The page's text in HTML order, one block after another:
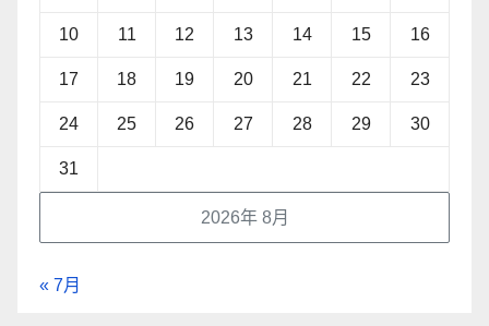
2026年 8月
10 11 12 13 14 15 16
17 18 19 20 21 22 23
24 25 26 27 28 29 30
31
« 7月